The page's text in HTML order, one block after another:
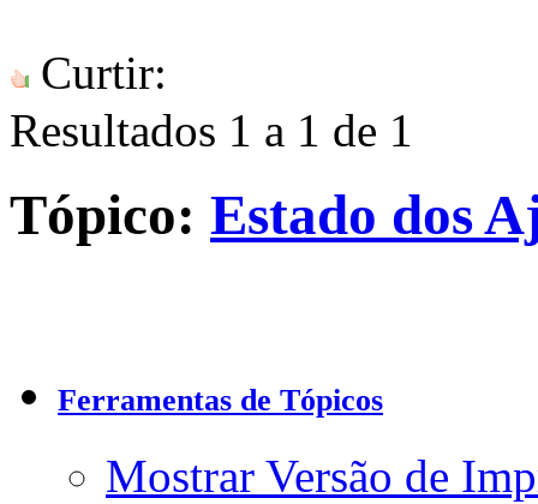
Curtir:
Resultados 1 a 1 de 1
Tópico: Estado dos
Ferramentas de Tópicos
Mostrar Versão de